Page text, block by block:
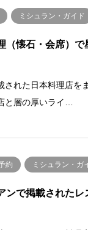
ミシュラン・ガイド
（懐石・会席）で
れた日本料理店を
と層の厚いライ…
約 ミシュラン・ガ
ンで掲載された